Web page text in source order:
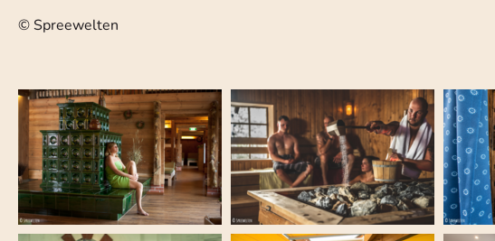
© Spreewelten